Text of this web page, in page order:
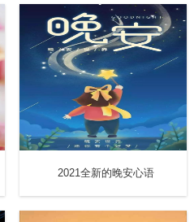
2021全新的晚安心语